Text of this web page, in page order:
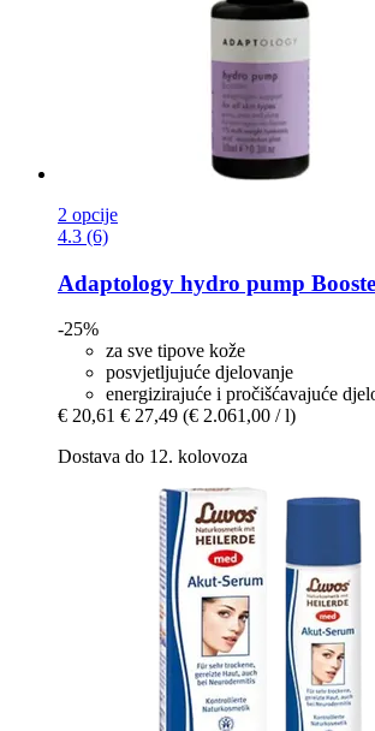
2 opcije
4.3 (6)
Adaptology hydro pump
-25%
za sve tipove kože
posvjetljujuće djelovanje
energizirajuće i pročišćavajuće
€ 20,61 € 27,49 (€ 2.061,00 / l)
Dostava do 12. kolovoza